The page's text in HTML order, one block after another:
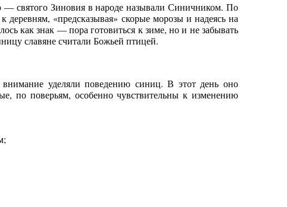
святого Зиновия в народе называли Синичником. По
«предсказывая» скорые морозы и надеясь на
как знак — пора готовиться к зиме, но и не забывать
славяне считали Божьей птицей.
уделяли поведению синиц. В этот день оно
по поверьям, особенно чувствительны к изменению